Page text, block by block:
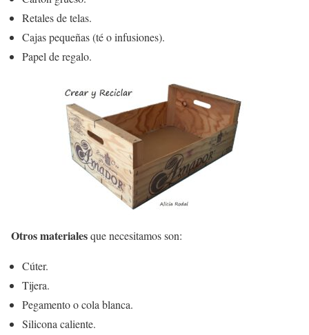
Retales de telas.
Cajas pequeñas (té o infusiones).
Papel de regalo.
Otros materialesque necesitamos son:
Cúter.
Tijera.
Pegamento o cola blanca.
Silicona caliente.